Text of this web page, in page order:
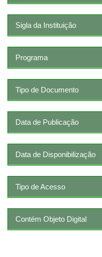
Sigla da Instituição
Programa
Tipo de Documento
Data de Publicação
Data de Disponibilização
Tipo de Acesso
Contém Objeto Digital